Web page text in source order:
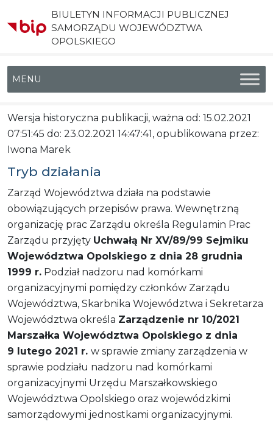
BIULETYN INFORMACJI PUBLICZNEJ
SAMORZĄDU WOJEWÓDZTWA
OPOLSKIEGO
Menu główne
Wersja historyczna publikacji, ważna od: 15.02.2021
07:51:45 do: 23.02.2021 14:47:41, opublikowana przez:
Iwona Marek
Tryb działania
Zarząd Województwa działa na podstawie
obowiązujących przepisów prawa. Wewnętrzną
organizację prac Zarządu określa Regulamin Prac
Zarządu przyjęty Uchwałą Nr XV/89/99 Sejmiku
Województwa Opolskiego z dnia 28 grudnia
1999 r. Podział nadzoru nad komórkami
organizacyjnymi pomiędzy członków Zarządu
Województwa, Skarbnika Województwa i Sekretarza
Województwa określa Zarządzenie nr 10/2021
Marszałka Województwa Opolskiego z dnia
9 lutego 2021 r. w sprawie zmiany zarządzenia w
sprawie podziału nadzoru nad komórkami
organizacyjnymi Urzędu Marszałkowskiego
Województwa Opolskiego oraz wojewódzkimi
samorządowymi jednostkami organizacyjnymi.